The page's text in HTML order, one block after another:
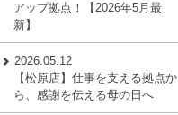
アップ拠点！【2026年5月最
新】
2026.05.12
【松原店】仕事を支える拠点か
ら、感謝を伝える母の日へ